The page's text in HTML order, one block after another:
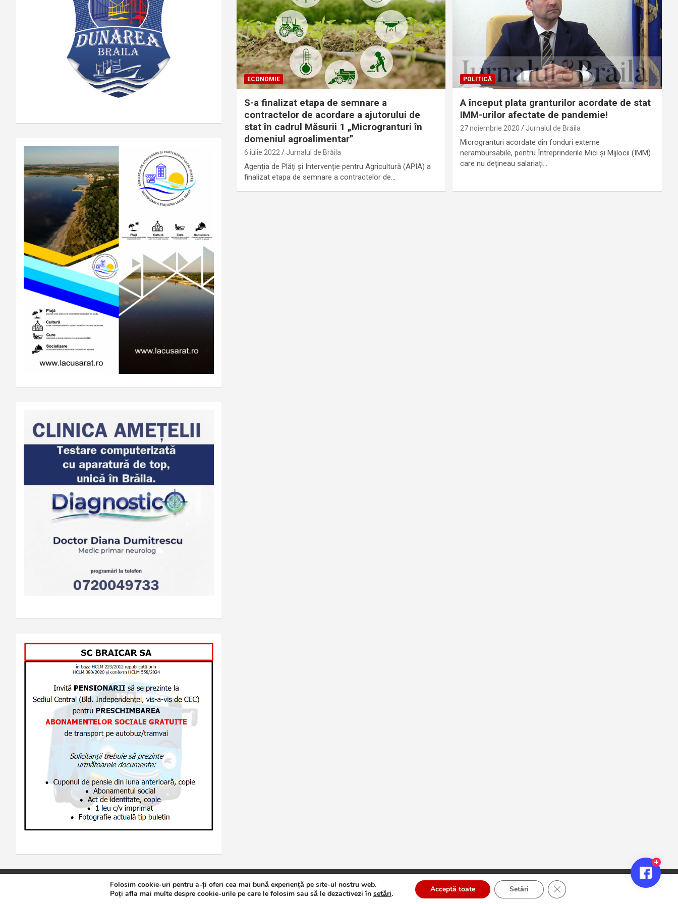
ECONOMIE
S-a finalizat etapa de semnare a
contractelor de acordare a ajutorului de
stat în cadrul Măsurii 1 „Microgranturi în
domeniul agroalimentar”
6 iulie 2022 Jurnalul de Brăila
Agenția de Plăți și Intervenție pentru Agricultură (APIA) a
finalizat etapa de semnare a contractelor de…
POLITICĂ
A început plata granturilor acordate de stat
IMM-urilor afectate de pandemie!
27 noiembrie 2020 Jurnalul de Brăila
Microgranturi acordate din fonduri externe
nerambursabile, pentru Întreprinderile Mici și Mijlocii (IMM)
care nu dețineau salariați…
Jurnalul de Brăila Politică de confidențialitate Theme by:Theme Horse Proudly Powered by: WordPress
Folosim cookie-uri pentru a-ți oferi cea mai bună experiență pe site-ul nostru web.
Poți afla mai multe despre cookie-urile pe care le folosim sau să le dezactivezi în setări. Acceptă toate Setări Close GDPR Cookie Banner